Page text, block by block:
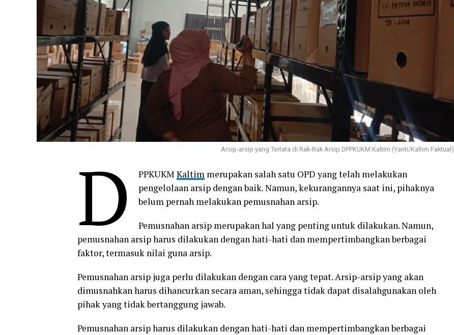
Arsip-arsip yang Tertata di Rak-Rak Arsip DPPKUKM Kaltim (Yanti/Kaltim Faktual)
D PPKUKM Kaltimmerupakan salah satu OPD yang telah melakukan
pengelolaan arsip dengan baik. Namun, kekurangannya saat ini, pihaknya
belum pernah melakukan pemusnahan arsip.
Pemusnahan arsip merupakan hal yang penting untuk dilakukan. Namun,
pemusnahan arsip harus dilakukan dengan hati-hati dan mempertimbangkan berbagai
faktor, termasuk nilai guna arsip.
Pemusnahan arsip juga perlu dilakukan dengan cara yang tepat. Arsip-arsip yang akan
dimusnahkan harus dihancurkan secara aman, sehingga tidak dapat disalahgunakan oleh
pihak yang tidak bertanggung jawab.
Pemusnahan arsip harus dilakukan dengan hati-hati dan mempertimbangkan berbagai